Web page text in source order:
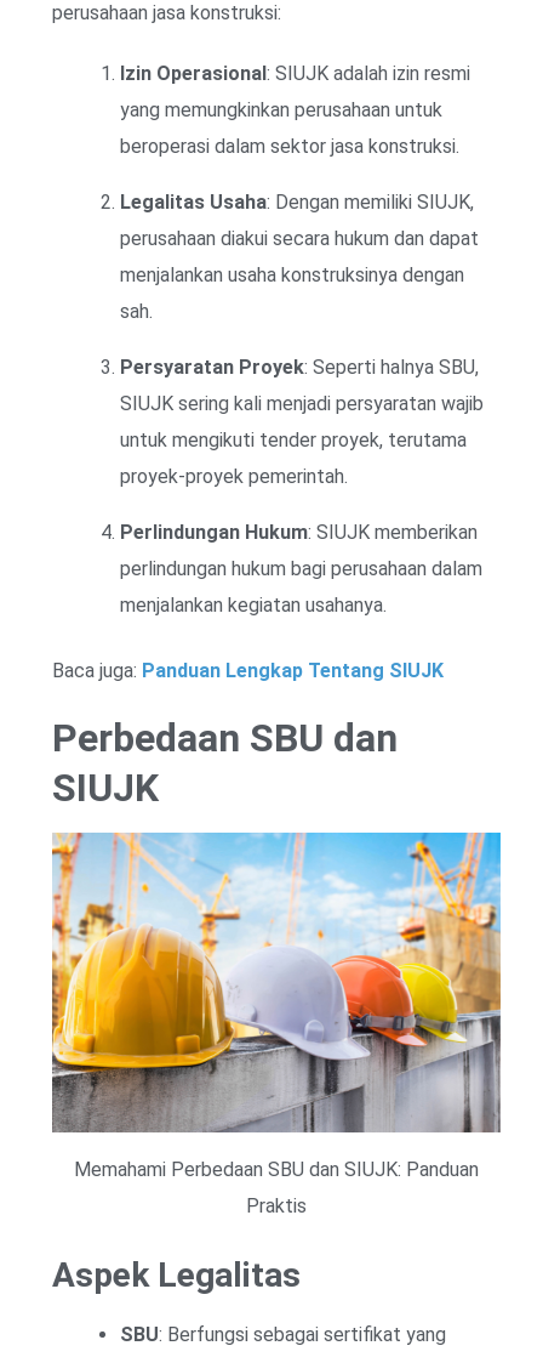
perusahaan jasa konstruksi:
Izin Operasional: SIUJK adalah izin resmi
yang memungkinkan perusahaan untuk
beroperasi dalam sektor jasa konstruksi.
Legalitas Usaha: Dengan memiliki SIUJK,
perusahaan diakui secara hukum dan dapat
menjalankan usaha konstruksinya dengan
sah.
Persyaratan Proyek: Seperti halnya SBU,
SIUJK sering kali menjadi persyaratan wajib
untuk mengikuti tender proyek, terutama
proyek-proyek pemerintah.
Perlindungan Hukum: SIUJK memberikan
perlindungan hukum bagi perusahaan dalam
menjalankan kegiatan usahanya.
Baca juga: Panduan Lengkap Tentang SIUJK
Perbedaan SBU dan
SIUJK
Memahami Perbedaan SBU dan SIUJK: Panduan
Praktis
Aspek Legalitas
SBU: Berfungsi sebagai sertifikat yang